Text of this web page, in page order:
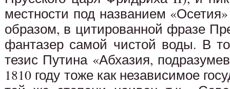
местности под названием
образом, в цитированной фразе
фантазер самой чистой воды. В
тезис Путина «Абхазия,
1810 году тоже как независимое